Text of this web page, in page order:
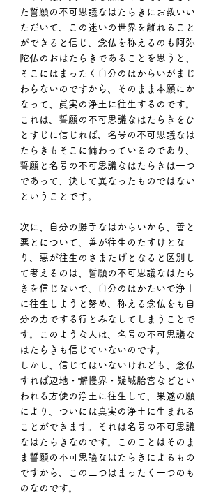
た誓願の不可思議なはたらきにお救いい
ただいて、この迷いの世界を離れること
ができると信じ、念仏を称えるのも阿弥
陀仏のおはたらきであることを思うと、
そこにはまったく自分のはからいがまじ
わらないのですから、そのまま本願にか
なって、眞実の浄土に往生するのです。
これは、誓願の不可思議なはたらきをひ
とすじに信じれば、名号の不可思議なは
たらきもそこに備わっているのであり、
誓願と名号の不可思議なはたらきは一つ
であって、決して異なったものではない
ということです。
次に、自分の勝手なはからいから、善と
悪とについて、善が往生のたすけとな
り、悪が往生のさまたげとなると区別し
て考えるのは、誓願の不可思議なはたら
きを信じないで、自分のはかたいで浄土
に往生しようと努め、称える念仏をも自
分の力でする行とみなしてしまうことで
す。このような人は、名号の不可思議な
はたらきも信じていないのです。
しかし、信じてはいないけれども、念仏
すれば辺地・懈慢界・疑城胎宮などとい
われる方便の浄土に往生して、果遂の願
により、ついには真実の浄土に生まれる
ことができます。それは名号の不可思議
なはたらきなのです。このことはそのま
ま誓願の不可思議なはたらきによるもの
ですから、この二つはまったく一つのも
のなのです。